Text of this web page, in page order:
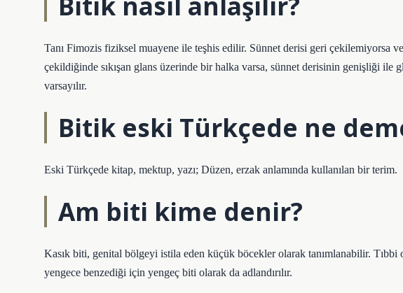
Tanı Fimozis fiziksel muayene ile teşhis edilir. Sünnet derisi geri çekilemiyorsa
çekildiğinde sıkışan glans üzerinde bir halka varsa, sünnet derisinin genişliği ile
varsayılır.
Bitik eski Türkçede ne
Eski Türkçede kitap, mektup, yazı; Düzen, erzak anlamında kullanılan bir terim.
Am biti kime denir?
Kasık biti, genital bölgeyi istila eden küçük böcekler olarak tanımlanabilir.
yengece benzediği için yengeç biti olarak da adlandırılır.